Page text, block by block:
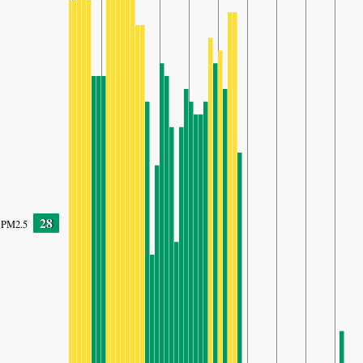
PM2.5 28